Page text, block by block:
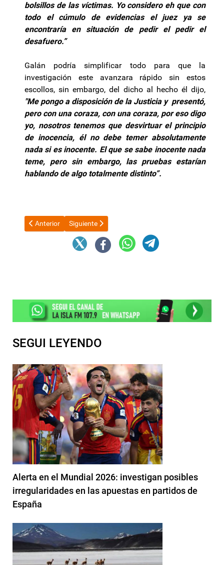
bolsillos de las víctimas. Yo considero eh que con
todo el cúmulo de evidencias el juez ya se
encontraría en situación de pedir el pedir el
desafuero.”
Galán podría simplificar todo para que la
investigación este avanzara rápido sin estos
escollos, sin embargo, del dicho al hecho él dijo,
"Me pongo a disposición de la Justicia y presentó,
pero con una coraza, con una coraza, por eso digo
yo, nosotros tenemos que desvirtuar el principio
de inocencia, él no debe temer absolutamente
nada si es inocente. El que se sabe inocente nada
teme, pero sin embargo, las pruebas estarían
hablando de algo totalmente distinto”.
Artículo anterior: Luis Caputo sigue dando buenas noticias a
Anterior Artículo siguiente: Corte Suprema: piden
Siguiente
SEGUI LEYENDO
Alerta en el Mundial 2026: investigan posibles
irregularidades en las apuestas en partidos de
España